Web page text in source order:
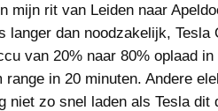
mijn rit van Leiden naar
langer dan noodzakelijk, Tesla
van 20% naar 80% oplaad in
in 20 minuten. Andere
niet zo snel laden als Tesla dit